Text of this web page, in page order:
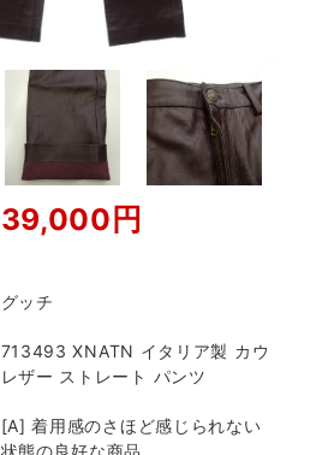
39,000円
グッチ
713493 XNATN イタリア製 カウ
レザー ストレート パンツ
[A] 着用感のさほど感じられない
状態の良好な商品